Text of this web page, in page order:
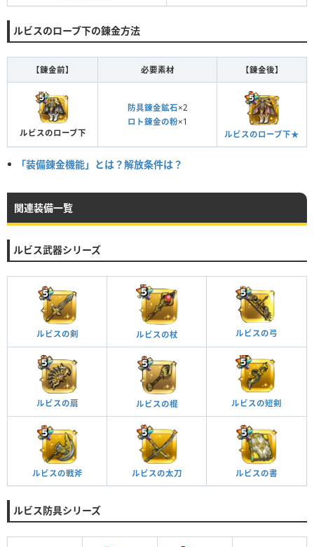
ルビスのローブ下の錬金方法
【錬金前】 必要素材 【錬金後】
ルビスのローブ下
防具錬金鉱石×2
ロト錬金の粉×1
ルビスのローブ下★
「装備錬金機能」とは？解放条件は？
関連装備一覧
ルビス武器シリーズ
ルビスの剣 ルビスの杖 ルビスの弓
ルビスの扇 ルビスの棍 ルビスの短剣
ルビスの戦斧 ルビスの太刀 ルビスの書
ルビス防具シリーズ